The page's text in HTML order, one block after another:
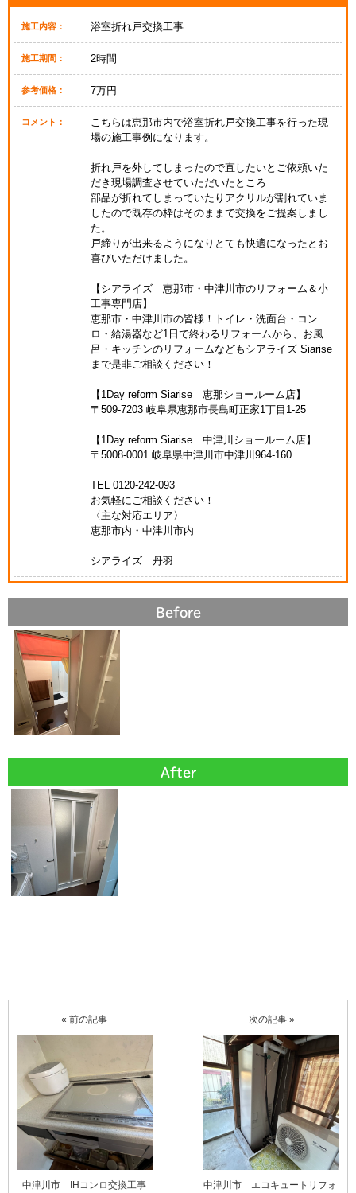
施工内容： 浴室折れ戸交換工事
施工期間： 2時間
参考価格： 7万円
コメント：
こちらは恵那市内で浴室折れ戸交換工事を行った現
場の施工事例になります。
折れ戸を外してしまったので直したいとご依頼いた
だき現場調査させていただいたところ
部品が折れてしまっていたりアクリルが割れていま
したので既存の枠はそのままで交換をご提案しまし
た。
戸締りが出来るようになりとても快適になったとお
喜びいただけました。
【シアライズ 恵那市・中津川市のリフォーム＆小
工事専門店】
恵那市・中津川市の皆様！トイレ・洗面台・コン
ロ・給湯器など1日で終わるリフォームから、お風
呂・キッチンのリフォームなどもシアライズ Siarise
まで是非ご相談ください！
【1Day reform Siarise 恵那ショールーム店】
〒509-7203 岐阜県恵那市長島町正家1丁目1-25
【1Day reform Siarise 中津川ショールーム店】
〒5008-0001 岐阜県中津川市中津川964-160
TEL 0120-242-093
お気軽にご相談ください！
〈主な対応エリア〉
恵那市内・中津川市内
シアライズ 丹羽
Before
After
« 前の記事
中津川市 IHコンロ交換工事
次の記事 »
中津川市 エコキュートリフォ